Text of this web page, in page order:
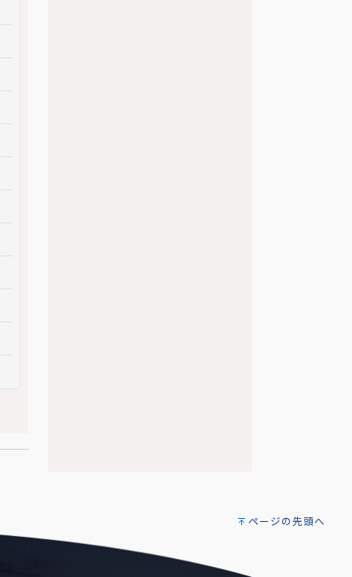
ページの先頭へ